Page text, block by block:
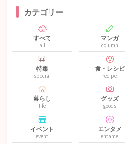
カテゴリー
すべて
all
マンガ
column
特集
special
食・レシピ
recipe
暮らし
life
グッズ
goods
イベント
event
エンタメ
entame